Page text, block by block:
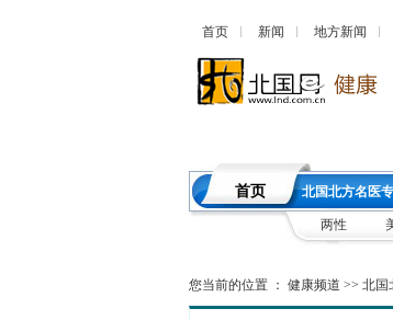
首页 新闻 地方新闻
首页 北国北方名医
两性
您当前的位置 ： 健康频道 >> 北国